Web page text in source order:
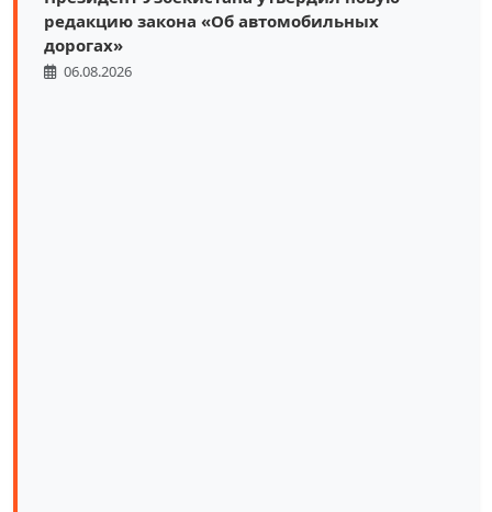
редакцию закона «Об автомобильных
дорогах»
06.08.2026